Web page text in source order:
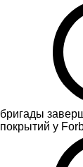
бригады
покрытий у